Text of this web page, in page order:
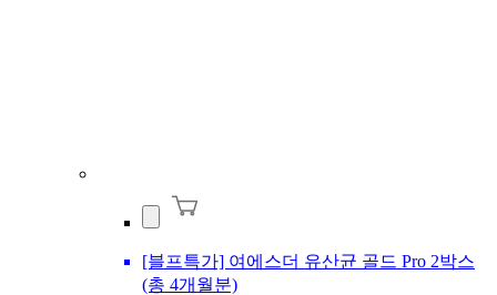
[블프특가] 여에스더 유산균 골드 Pro 2박스
(총 4개월분)